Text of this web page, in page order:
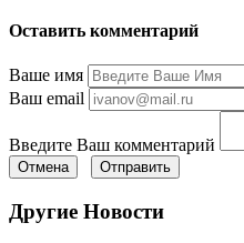
Оставить комментарий
Ваше имя
Ваш email
Введите Ваш комментарий
Отмена Отправить
Другие Новости